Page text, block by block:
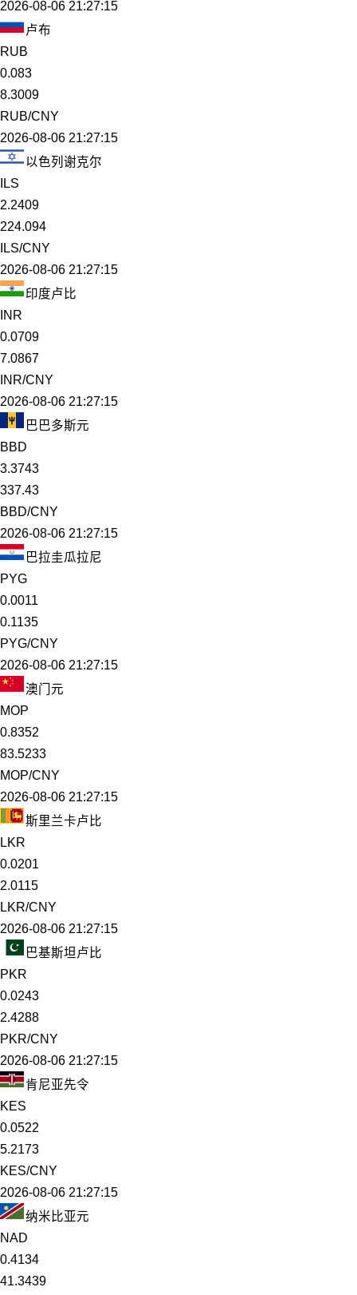
2026-08-06 21:27:15
卢布
RUB
0.083
8.3009
RUB/CNY
2026-08-06 21:27:15
以色列谢克尔
ILS
2.2409
224.094
ILS/CNY
2026-08-06 21:27:15
印度卢比
INR
0.0709
7.0867
INR/CNY
2026-08-06 21:27:15
巴巴多斯元
BBD
3.3743
337.43
BBD/CNY
2026-08-06 21:27:15
巴拉圭瓜拉尼
PYG
0.0011
0.1135
PYG/CNY
2026-08-06 21:27:15
澳门元
MOP
0.8352
83.5233
MOP/CNY
2026-08-06 21:27:15
斯里兰卡卢比
LKR
0.0201
2.0115
LKR/CNY
2026-08-06 21:27:15
巴基斯坦卢比
PKR
0.0243
2.4288
PKR/CNY
2026-08-06 21:27:15
肯尼亚先令
KES
0.0522
5.2173
KES/CNY
2026-08-06 21:27:15
纳米比亚元
NAD
0.4134
41.3439